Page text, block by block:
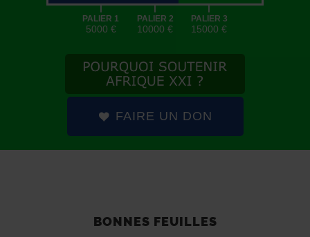
|
PALIER 1
5000 €
|
PALIER 2
10000 €
|
PALIER 3
15000 €
FAIRE UN DON
BONNES FEUILLES